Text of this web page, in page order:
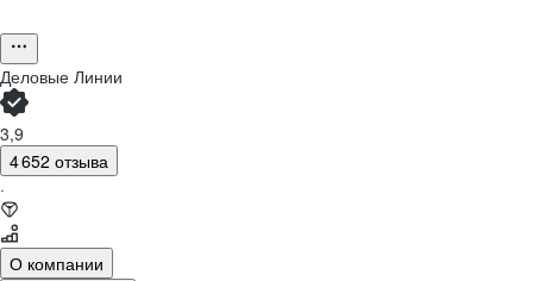
Деловые Линии
3,9
4 652 отзыва
·
О компании